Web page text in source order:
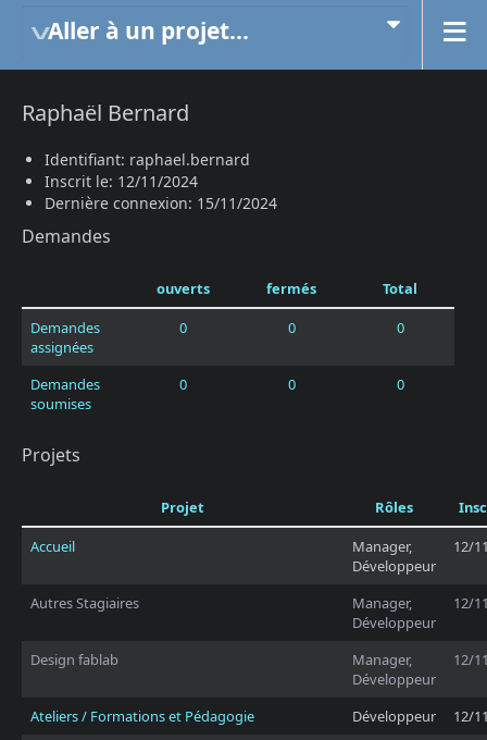
Aller à un projet...
Raphaël Bernard
Identifiant: raphael.bernard
Inscrit le: 12/11/2024
Dernière connexion: 15/11/2024
Demandes
ouverts fermés
Total
Demandes
assignées
0 0 0
Demandes
soumises
0 0 0
Projets
Projet Rôles
Accueil
Manager,
Développeur
12/
Autres Stagiaires
Manager,
Développeur
12/
Design fablab
Manager,
Développeur
12/
Ateliers / Formations et Pédagogie Développeur
12/